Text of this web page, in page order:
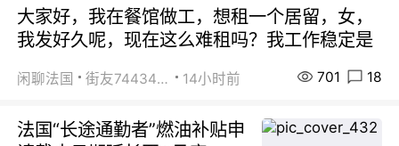
大家好，我在餐馆做工，想租一个居留，女，
我发好久呢，现在这么难租吗？我工作稳定是
闲聊法国 街友74434350 14小时前 701 18
法国“长途通勤者”燃油补贴申